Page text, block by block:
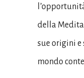
della
sue origini e
mondo